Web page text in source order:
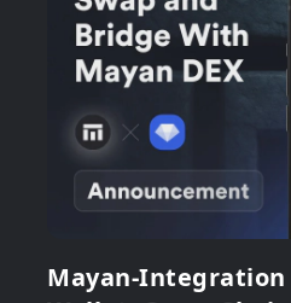
Mayan-Integration